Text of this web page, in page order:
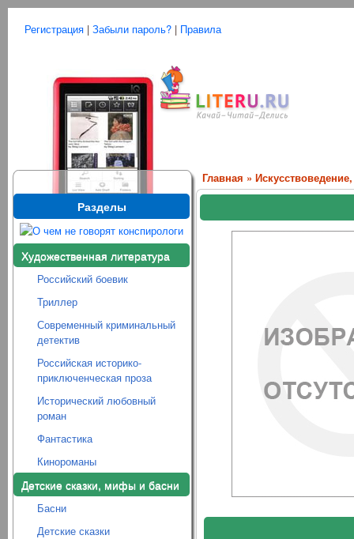
Регистрация | Забыли пароль? | Правила
Разделы
Художественная литература
Российский боевик
Триллер
Современный криминальный
детектив
Российская историко-
приключенческая проза
Исторический любовный
роман
Фантастика
Кинороманы
Детские сказки, мифы и басни
Басни
Детские сказки
Главная »